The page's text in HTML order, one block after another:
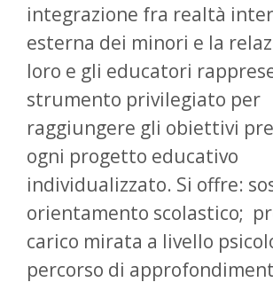
integrazione fra realtà
esterna dei minori e la
loro e gli educatori
strumento privilegiato per
raggiungere gli obiettivi
ogni progetto educativo
individualizzato. Si offre:
orientamento scolastico;
carico mirata a livello
percorso di